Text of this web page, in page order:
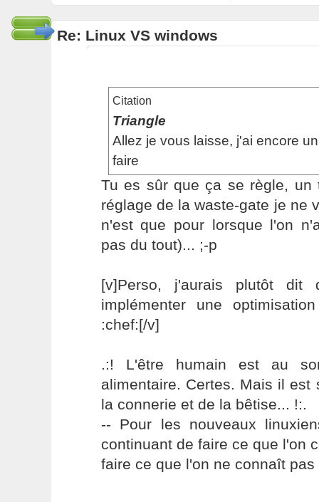
Re: Linux VS windows
Citation
Triangle
Allez je vous laisse, j'ai encore
faire
Tu es sûr que ça se règle,
réglage de la waste-gate je ne
n'est que pour lorsque l'on
pas du tout)... ;-p
[v]Perso, j'aurais plutôt dit
implémenter une
:chef:[/v]
.:! L'être humain est au
alimentaire. Certes. Mais il est
la connerie et de la bêtise... !:.
-- Pour les nouveaux
continuant de faire ce que l'on
faire ce que l'on ne connaît pas